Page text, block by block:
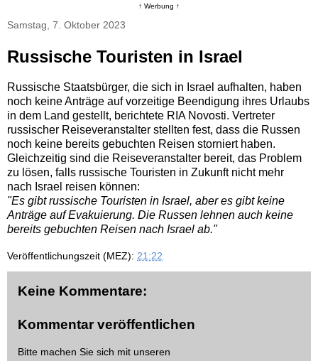
↑ Werbung ↑
Samstag, 7. Oktober 2023
Russische Touristen in Israel
Russische Staatsbürger, die sich in Israel aufhalten, haben
noch keine Anträge auf vorzeitige Beendigung ihres Urlaubs
in dem Land gestellt, berichtete RIA Novosti. Vertreter
russischer Reiseveranstalter stellten fest, dass die Russen
noch keine bereits gebuchten Reisen storniert haben.
Gleichzeitig sind die Reiseveranstalter bereit, das Problem
zu lösen, falls russische Touristen in Zukunft nicht mehr
nach Israel reisen können:
"Es gibt russische Touristen in Israel, aber es gibt keine
Anträge auf Evakuierung. Die Russen lehnen auch keine
bereits gebuchten Reisen nach Israel ab."
Veröffentlichungszeit (MEZ): 21:22
Keine Kommentare:
Kommentar veröffentlichen
Bitte machen Sie sich mit unseren